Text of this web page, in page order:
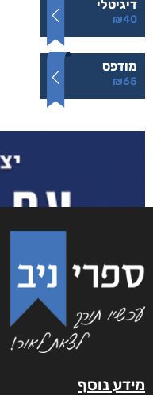
דיגיטלי
₪40
מודפס
₪65
מידע נוסף